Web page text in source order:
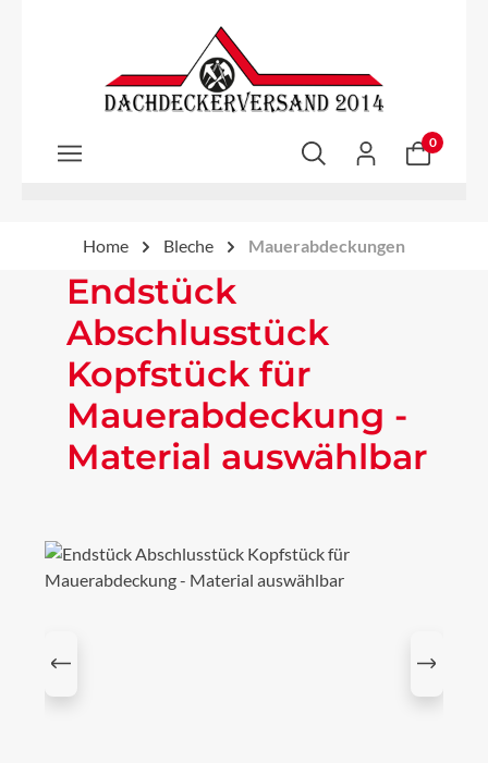
Zum Hauptinhalt springen
0
Home Bleche Mauerabdeckungen
Endstück
Abschlusstück
Kopfstück für
Mauerabdeckung -
Material auswählbar
Bildergalerie überspringen